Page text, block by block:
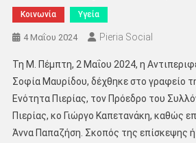
Κοινωνία Υγεία
4 Μαΐου 2024 Pieria Social
Τη Μ. Πέμπτη, 2 Μαΐου 2024, η
Σοφία Μαυρίδου, δέχθηκε στο γραφείο
Ενότητα Πιερίας, τον Πρόεδρο του
Πιερίας, κο Γιώργο Καπετανάκη, καθώς
Άννα Παπαζήση. Σκοπός της επίσκεψης